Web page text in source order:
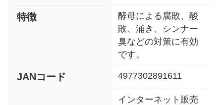
特徴
酵母による腐敗、酸
敗、涌き、シンナー
臭などの対策に有効
です。
JANコード 4977302891611
インターネット販売